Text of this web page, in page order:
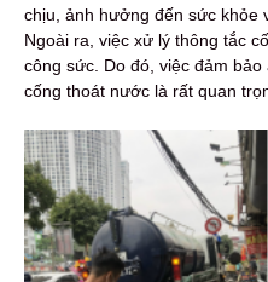
chịu, ảnh hưởng đến sức khỏe
Ngoài ra, việc xử lý thông tắc
công sức. Do đó, việc đảm
cống thoát nước là rất quan